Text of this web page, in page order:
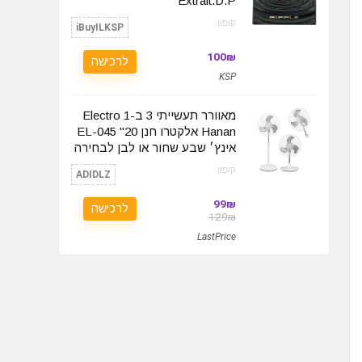
קופון: iBuyILKSP
100₪
KSP
לרכישה
מאוורר תעשייתי 3 ב-1 Electro
Hanan אלקטרו חנן EL-045 "20
אינץ׳ שבע שחור או לבן לבחירה
קופון: ADIDLZ
99₪
129₪
LastPrice
לרכישה